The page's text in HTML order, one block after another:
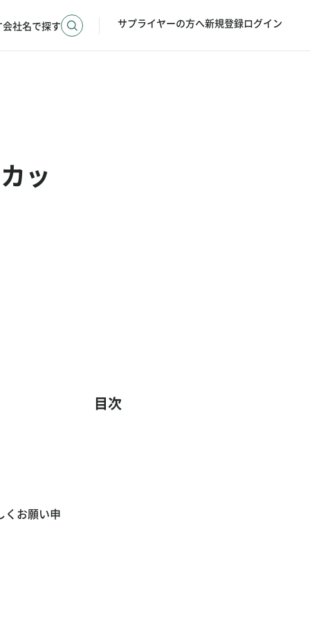
会社名で探す サプライヤーの方へ新規登録ログイン
ッ
くお願い申
目次